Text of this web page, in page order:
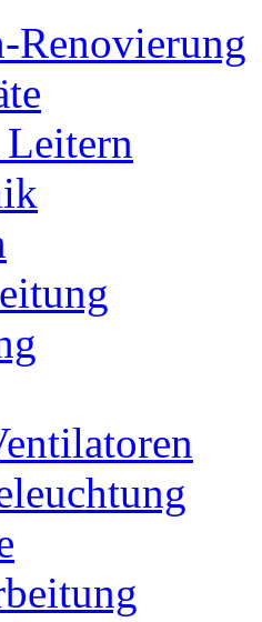
Renovierung